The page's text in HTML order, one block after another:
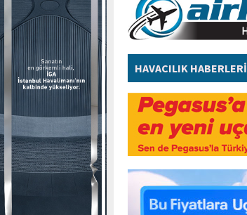
HAVACILIK HABERLERİ